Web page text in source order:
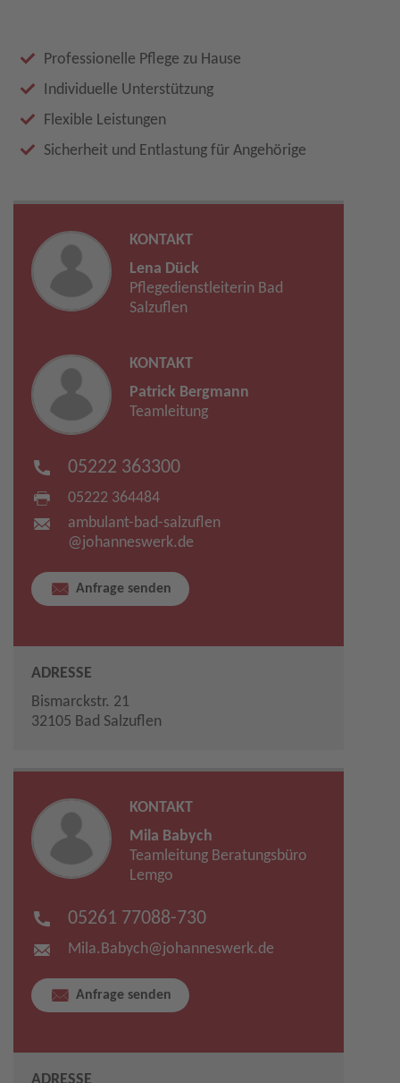
Professionelle Pflege zu Hause
Individuelle Unterstützung
Flexible Leistungen
Sicherheit und Entlastung für Angehörige
KONTAKT
Lena Dück
Pflegedienstleiterin Bad
Salzuflen
KONTAKT
Patrick Bergmann
Teamleitung
05222 363300
05222 364484
ambulant-bad-salzuflen​​
@johanneswerk.de
Anfrage senden
ADRESSE
Bismarckstr. 21
32105 Bad Salzuflen
KONTAKT
Mila Babych
Teamleitung Beratungsbüro
Lemgo
05261 77088-730
Mila.Babych​@johanneswerk.de
Anfrage senden